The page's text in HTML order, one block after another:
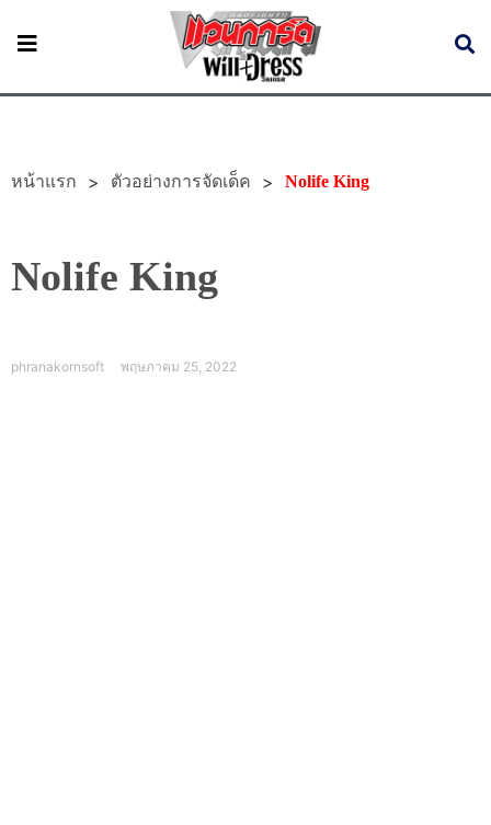
หน้าแรก > ตัวอย่างการจัดเด็ค > Nolife King
Nolife King
phranakornsoft พฤษภาคม 25, 2022